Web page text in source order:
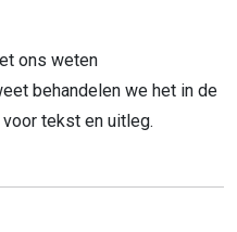
ons weten
behandelen we het in de
tekst en uitleg.